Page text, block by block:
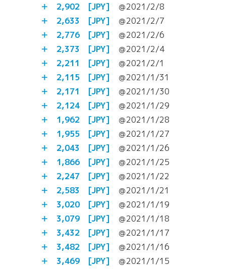
＋ 2,902 [JPY] ＠2021/2/8
＋ 2,633 [JPY] ＠2021/2/7
＋ 2,776 [JPY] ＠2021/2/6
＋ 2,373 [JPY] ＠2021/2/4
＋ 2,211 [JPY] ＠2021/2/1
＋ 2,115 [JPY] ＠2021/1/31
＋ 2,171 [JPY] ＠2021/1/30
＋ 2,124 [JPY] ＠2021/1/29
＋ 1,962 [JPY] ＠2021/1/28
＋ 1,955 [JPY] ＠2021/1/27
＋ 2,043 [JPY] ＠2021/1/26
＋ 1,866 [JPY] ＠2021/1/25
＋ 2,247 [JPY] ＠2021/1/22
＋ 2,583 [JPY] ＠2021/1/21
＋ 3,020 [JPY] ＠2021/1/19
＋ 3,079 [JPY] ＠2021/1/18
＋ 3,432 [JPY] ＠2021/1/17
＋ 3,482 [JPY] ＠2021/1/16
＋ 3,469 [JPY] ＠2021/1/15